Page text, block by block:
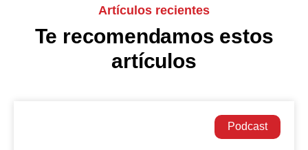
Artículos recientes
Te recomendamos estos
artículos
Podcast